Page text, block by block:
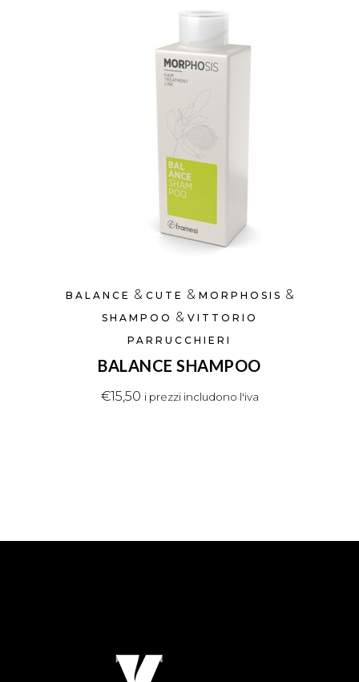
BALANCE & CUTE & MORPHOSIS &
SHAMPOO & VITTORIO
PARRUCCHIERI
BALANCE SHAMPOO
€15,50 i prezzi includono l'iva